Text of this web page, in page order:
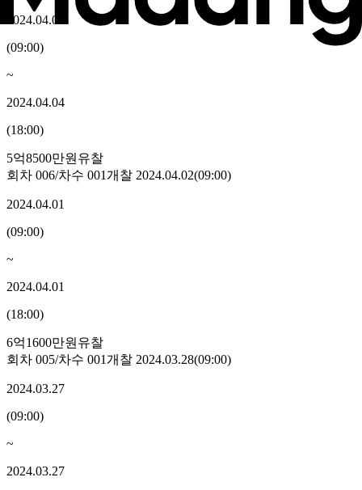
2024.04.04
(09:00)
~
2024.04.04
(18:00)
5억8500만원 유찰
회차 006/차수 001개찰 2024.04.02(09:00)
2024.04.01
(09:00)
~
2024.04.01
(18:00)
6억1600만원 유찰
회차 005/차수 001개찰 2024.03.28(09:00)
2024.03.27
(09:00)
~
2024.03.27